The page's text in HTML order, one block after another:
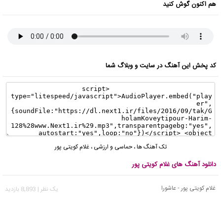
هم اکنون گوش کنید
کد پخش این آهنگ در سایت و وبلاگ شما
تک آهنگ ها،حماسی و ارزشی ،غلام کویتی پور
دانلود آهنگ های غلام کویتی پور
غلام کویتی پور - عاشورا
يک نظر | 8,893 بازدید